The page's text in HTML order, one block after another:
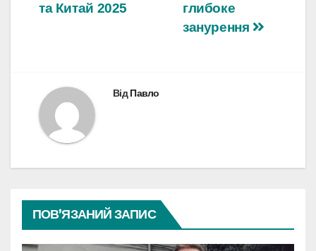
глибоке
занурення
та Китай 2025
ВідПавло
ПОВ’ЯЗАНИЙ ЗАПИС